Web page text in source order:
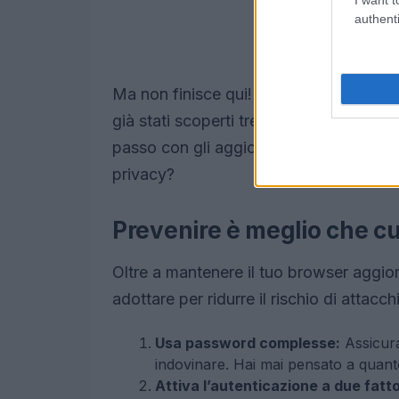
Ma non finisce qui! Questa
già stati scoperti tre altri difetti critici,
passo con gli aggiornamenti di
privacy?
Prevenire è meglio che
Oltre a mantenere il tuo browser
adottare per ridurre il rischio di
Usa password complesse:
indovinare. Hai mai pensato a
Attiva l’autenticazione a due